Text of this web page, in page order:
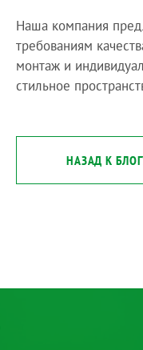
Наша компания
требованиям
монтаж и
стильное
НАЗАД К